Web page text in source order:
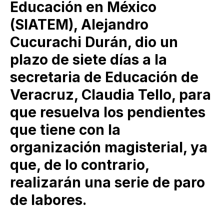
Educación en México
(SIATEM), Alejandro
Cucurachi Durán, dio un
plazo de siete días a la
secretaria de Educación de
Veracruz, Claudia Tello, para
que resuelva los pendientes
que tiene con la
organización magisterial, ya
que, de lo contrario,
realizarán una serie de paro
de labores.